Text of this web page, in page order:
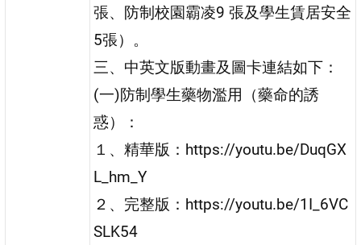
張、防制校園霸凌9 張及學生賃居安全
5張）。
三、中英文版動畫及圖卡連結如下：
(一)防制學生藥物濫用（藥命的誘
惑）：
１、精華版：https://youtu.be/DuqGX
L_hm_Y
２、完整版：https://youtu.be/1I_6VC
SLK54